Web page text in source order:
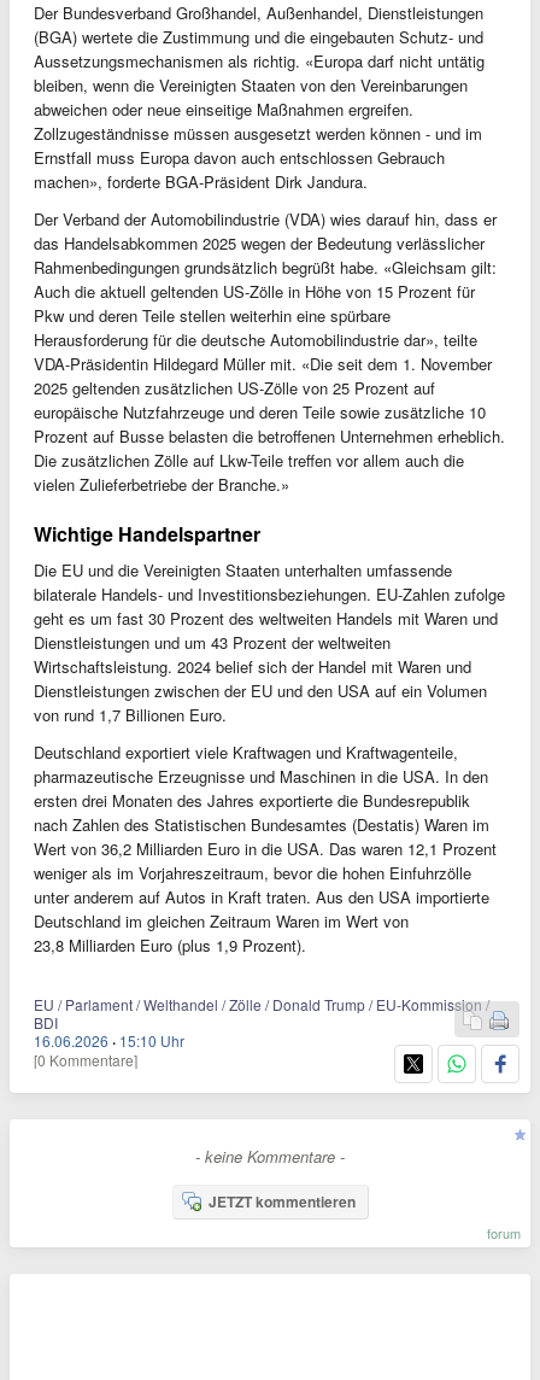
Der Bundesverband Großhandel, Außenhandel, Dienstleistungen
(BGA) wertete die Zustimmung und die eingebauten Schutz- und
Aussetzungsmechanismen als richtig. «Europa darf nicht untätig
bleiben, wenn die Vereinigten Staaten von den Vereinbarungen
abweichen oder neue einseitige Maßnahmen ergreifen.
Zollzugeständnisse müssen ausgesetzt werden können - und im
Ernstfall muss Europa davon auch entschlossen Gebrauch
machen», forderte BGA-Präsident Dirk Jandura.
Der Verband der Automobilindustrie (VDA) wies darauf hin, dass er
das Handelsabkommen 2025 wegen der Bedeutung verlässlicher
Rahmenbedingungen grundsätzlich begrüßt habe. «Gleichsam gilt:
Auch die aktuell geltenden US-Zölle in Höhe von 15 Prozent für
Pkw und deren Teile stellen weiterhin eine spürbare
Herausforderung für die deutsche Automobilindustrie dar», teilte
VDA-Präsidentin Hildegard Müller mit. «Die seit dem 1. November
2025 geltenden zusätzlichen US-Zölle von 25 Prozent auf
europäische Nutzfahrzeuge und deren Teile sowie zusätzliche 10
Prozent auf Busse belasten die betroffenen Unternehmen erheblich.
Die zusätzlichen Zölle auf Lkw-Teile treffen vor allem auch die
vielen Zulieferbetriebe der Branche.»
Wichtige Handelspartner
Die EU und die Vereinigten Staaten unterhalten umfassende
bilaterale Handels- und Investitionsbeziehungen. EU-Zahlen zufolge
geht es um fast 30 Prozent des weltweiten Handels mit Waren und
Dienstleistungen und um 43 Prozent der weltweiten
Wirtschaftsleistung. 2024 belief sich der Handel mit Waren und
Dienstleistungen zwischen der EU und den USA auf ein Volumen
von rund 1,7 Billionen Euro.
Deutschland exportiert viele Kraftwagen und Kraftwagenteile,
pharmazeutische Erzeugnisse und Maschinen in die USA. In den
ersten drei Monaten des Jahres exportierte die Bundesrepublik
nach Zahlen des Statistischen Bundesamtes (Destatis) Waren im
Wert von 36,2 Milliarden Euro in die USA. Das waren 12,1 Prozent
weniger als im Vorjahreszeitraum, bevor die hohen Einfuhrzölle
unter anderem auf Autos in Kraft traten. Aus den USA importierte
Deutschland im gleichen Zeitraum Waren im Wert von
23,8 Milliarden Euro (plus 1,9 Prozent).
EU / Parlament / Welthandel / Zölle / Donald Trump / EU-Kommission /
BDI
16.06.2026 · 15:10 Uhr
[0 Kommentare]
- keine Kommentare -
JETZT kommentieren
forum